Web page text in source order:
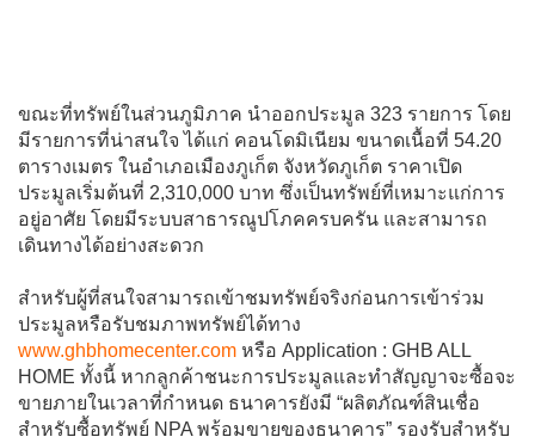
ขณะที่ทรัพย์ในส่วนภูมิภาค นำออกประมูล 323 รายการ โดย
มีรายการที่น่าสนใจ ได้แก่ คอนโดมิเนียม ขนาดเนื้อที่ 54.20
ตารางเมตร ในอำเภอเมืองภูเก็ต จังหวัดภูเก็ต ราคาเปิด
ประมูลเริ่มต้นที่ 2,310,000 บาท ซึ่งเป็นทรัพย์ที่เหมาะแก่การ
อยู่อาศัย โดยมีระบบสาธารณูปโภคครบครัน และสามารถ
เดินทางได้อย่างสะดวก
สำหรับผู้ที่สนใจสามารถเข้าชมทรัพย์จริงก่อนการเข้าร่วม
ประมูลหรือรับชมภาพทรัพย์ได้ทาง
www.ghbhomecenter.com หรือ Application : GHB ALL
HOME ทั้งนี้ หากลูกค้าชนะการประมูลและทำสัญญาจะซื้อจะ
ขายภายในเวลาที่กำหนด ธนาคารยังมี “ผลิตภัณฑ์สินเชื่อ
สำหรับซื้อทรัพย์ NPA พร้อมขายของธนาคาร” รองรับสำหรับ